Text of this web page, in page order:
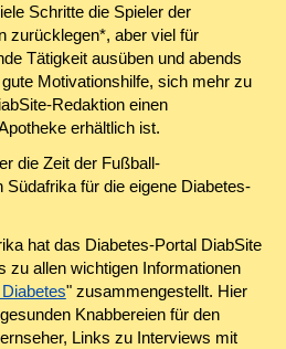
Schritte die Spieler der
zurücklegen*, aber viel für
Tätigkeit ausüben und abends
Motivationshilfe, sich mehr zu
Redaktion einen
erhältlich ist.
die Zeit der Fußball-
für die eigene Diabetes-
hat das Diabetes-Portal DiabSite
zu allen wichtigen Informationen
" zusammengestellt. Hier
Knabbereien für den
Links zu Interviews mit